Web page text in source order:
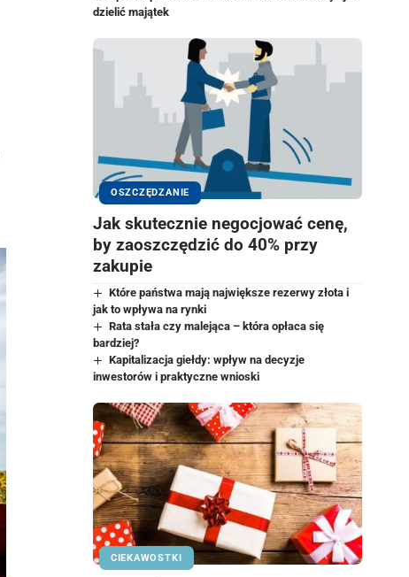
dzielić majątek
OSZCZĘDZANIE
Jak skutecznie negocjować cenę,
by zaoszczędzić do 40% przy
zakupie
Które państwa mają największe rezerwy złota i
jak to wpływa na rynki
Rata stała czy malejąca – która opłaca się
bardziej?
Kapitalizacja giełdy: wpływ na decyzje
inwestorów i praktyczne wnioski
CIEKAWOSTKI